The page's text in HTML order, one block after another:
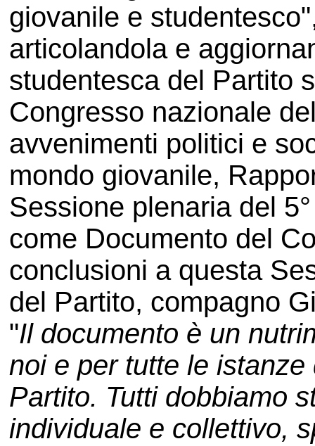
giovanile e
articolandola e
studentesca del Partito
Congresso nazionale
avvenimenti politici e
mondo giovanile,
Sessione plenaria del
come Documento del
conclusioni a questa
del Partito, compagno
"Il documento è un
noi e per tutte le
Partito. Tutti dobbiamo
individuale e collettivo,